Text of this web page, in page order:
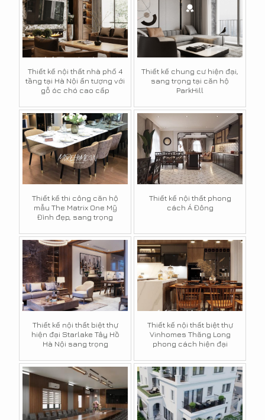
Thiết kế nội thất nhà phố 4
tầng tại Hà Nội ấn tượng với
gỗ óc chó cao cấp
Thiết kế chung cư hiện đại,
sang trọng tại căn hộ
ParkHill
Thiết kế thi công căn hộ
mẫu The Matrix One Mỹ
Đình đẹp, sang trọng
Thiết kế nội thất phong
cách Á Đông
Thiết kế nội thất biệt thự
hiện đại Starlake Tây Hồ
Hà Nội sang trọng
Thiết kế nội thất biệt thự
Vinhomes Thăng Long
phong cách hiện đại